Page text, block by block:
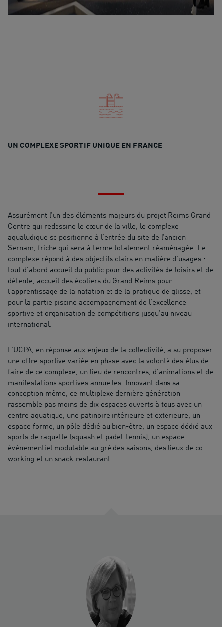
UN COMPLEXE SPORTIF UNIQUE EN FRANCE
Assurément l’un des éléments majeurs du projet Reims Grand
Centre qui redessine le cœur de la ville, le complexe
aqualudique se positionne à l’entrée du site de l’ancien
Sernam, friche qui sera à terme totalement réaménagée. Le
complexe répond à des objectifs clairs en matière d’usages :
tout d’abord accueil du public pour des activités de loisirs et de
détente, accueil des écoliers du Grand Reims pour
l’apprentissage de la natation et de la pratique de glisse, et
pour la partie piscine accompagnement de l’excellence
sportive et organisation de compétitions jusqu’au niveau
international.
L’UCPA, en réponse aux enjeux de la collectivité, a su proposer
une offre sportive variée en phase avec la volonté des élus de
faire de ce complexe, un lieu de rencontres, d'animations et de
manifestations sportives annuelles. Innovant dans sa
conception même, ce multiplexe dernière génération
rassemble pas moins de dix espaces ouverts à tous avec un
centre aquatique, une patinoire intérieure et extérieure, un
espace forme, un pôle dédié au bien-être, un espace dédié aux
sports de raquette (squash et padel-tennis), un espace
événementiel modulable au gré des saisons, des lieux de co-
working et un snack-restaurant.